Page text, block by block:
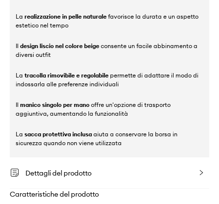
La realizzazione in pelle naturale favorisce la durata e un aspetto
estetico nel tempo
Il design liscio nel colore beige consente un facile abbinamento a
diversi outfit
La tracolla rimovibile e regolabile permette di adattare il modo di
indossarla alle preferenze individuali
Il manico singolo per mano offre un'opzione di trasporto
aggiuntiva, aumentando la funzionalità
La sacca protettiva inclusa aiuta a conservare la borsa in
sicurezza quando non viene utilizzata
Dettagli del prodotto
Caratteristiche del prodotto